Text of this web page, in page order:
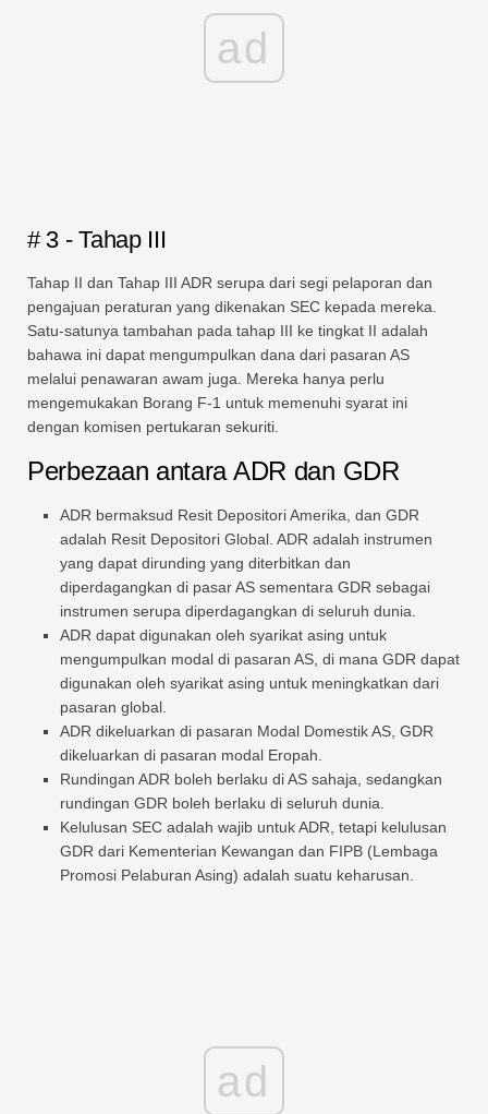
ad
# 3 - Tahap III
Tahap II dan Tahap III ADR serupa dari segi pelaporan dan
pengajuan peraturan yang dikenakan SEC kepada mereka.
Satu-satunya tambahan pada tahap III ke tingkat II adalah
bahawa ini dapat mengumpulkan dana dari pasaran AS
melalui penawaran awam juga. Mereka hanya perlu
mengemukakan Borang F-1 untuk memenuhi syarat ini
dengan komisen pertukaran sekuriti.
Perbezaan antara ADR dan GDR
ADR bermaksud Resit Depositori Amerika, dan GDR
adalah Resit Depositori Global. ADR adalah instrumen
yang dapat dirunding yang diterbitkan dan
diperdagangkan di pasar AS sementara GDR sebagai
instrumen serupa diperdagangkan di seluruh dunia.
ADR dapat digunakan oleh syarikat asing untuk
mengumpulkan modal di pasaran AS, di mana GDR dapat
digunakan oleh syarikat asing untuk meningkatkan dari
pasaran global.
ADR dikeluarkan di pasaran Modal Domestik AS, GDR
dikeluarkan di pasaran modal Eropah.
Rundingan ADR boleh berlaku di AS sahaja, sedangkan
rundingan GDR boleh berlaku di seluruh dunia.
Kelulusan SEC adalah wajib untuk ADR, tetapi kelulusan
GDR dari Kementerian Kewangan dan FIPB (Lembaga
Promosi Pelaburan Asing) adalah suatu keharusan.
ad